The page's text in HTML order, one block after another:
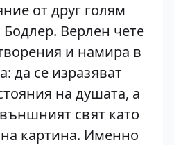
от друг голям
Верлен чете
и намира в
да се изразяват
на душата, а
свят като
картина. Именно